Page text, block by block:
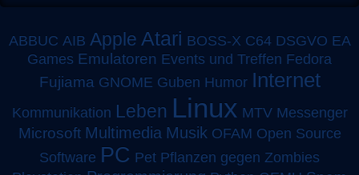
ABBUC AIB Apple Atari BOSS-X C64 DSGVO EA
Games Emulatoren Events und Treffen Fedora
Fujiama GNOME Guben Humor Internet
Kommunikation Leben Linux MTV Messenger
Microsoft Multimedia Musik OFAM Open Source
Software PC Pet Pflanzen gegen Zombies